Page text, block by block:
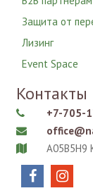
Защита от
Лизинг
Event Space
Контакты
 +7-705-

 A05B5H9
 